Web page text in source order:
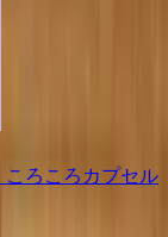
ろころカプセル